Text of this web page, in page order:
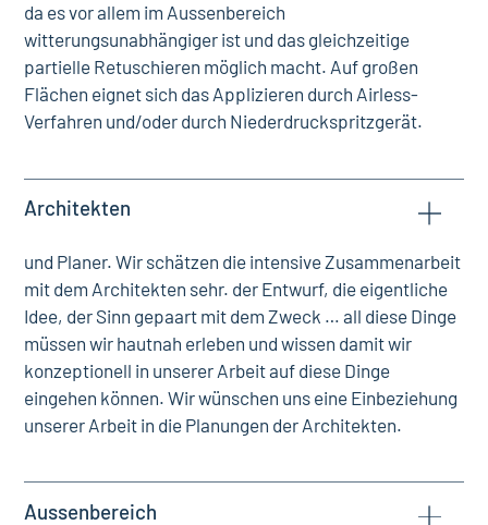
da es vor allem im Aussenbereich
witterungsunabhängiger ist und das gleichzeitige
partielle Retuschieren möglich macht. Auf großen
Flächen eignet sich das Applizieren durch Airless-
Verfahren und/oder durch Niederdruckspritzgerät.
Architekten
und Planer. Wir schätzen die intensive Zusammenarbeit
mit dem Architekten sehr. der Entwurf, die eigentliche
Idee, der Sinn gepaart mit dem Zweck … all diese Dinge
müssen wir hautnah erleben und wissen damit wir
konzeptionell in unserer Arbeit auf diese Dinge
eingehen können. Wir wünschen uns eine Einbeziehung
unserer Arbeit in die Planungen der Architekten.
Aussenbereich